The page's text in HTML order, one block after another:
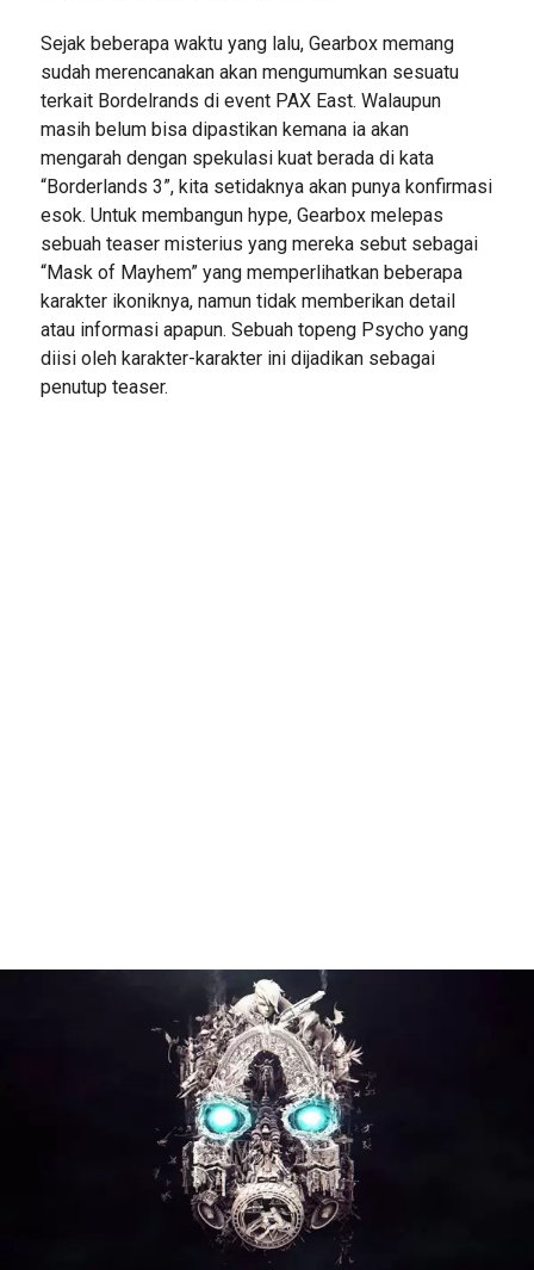
Sejak beberapa waktu yang lalu, Gearbox memang
sudah merencanakan akan mengumumkan sesuatu
terkait Bordelrands di event PAX East. Walaupun
masih belum bisa dipastikan kemana ia akan
mengarah dengan spekulasi kuat berada di kata
“Borderlands 3”, kita setidaknya akan punya konfirmasi
esok. Untuk membangun hype, Gearbox melepas
sebuah teaser misterius yang mereka sebut sebagai
“Mask of Mayhem” yang memperlihatkan beberapa
karakter ikoniknya, namun tidak memberikan detail
atau informasi apapun. Sebuah topeng Psycho yang
diisi oleh karakter-karakter ini dijadikan sebagai
penutup teaser.